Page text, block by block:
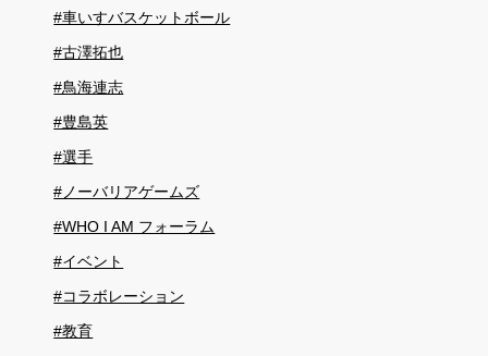
#車いすバスケットボール
#古澤拓也
#鳥海連志
#豊島英
#選手
#ノーバリアゲームズ
#WHO I AM フォーラム
#イベント
#コラボレーション
#教育